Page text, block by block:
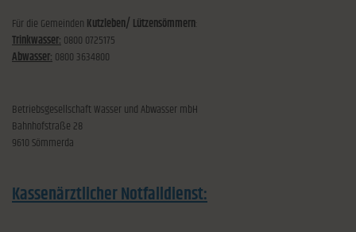
Für die Gemeinden Kutzleben/ Lützensömmern
Trinkwasser:0800 0725175
Abwasser:0800 3634800
Betriebsgesellschaft Wasser und Abwasser mbH
Bahnhofstraße 28
9610 Sömmerda
Kassenärztlicher Notfalldienst: